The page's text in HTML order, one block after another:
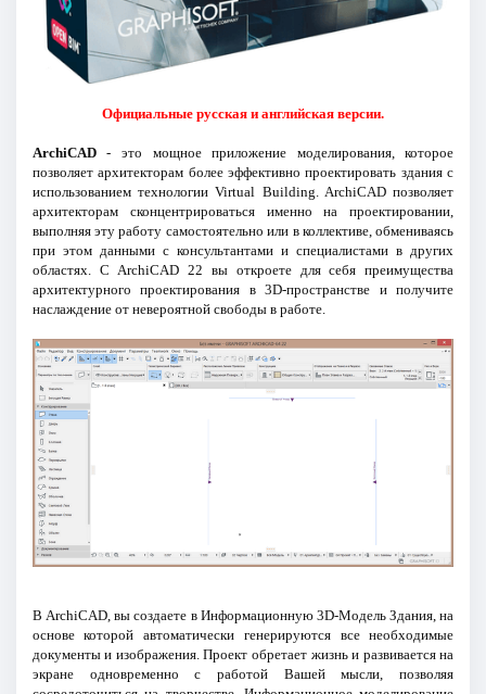
Официальные русская и английская версии.
ArchiCAD- это мощное приложение моделирования, которое
позволяет архитекторам более эффективно проектировать здания с
использованием технологии Virtual Building. ArchiCAD позволяет
архитекторам сконцентрироваться именно на проектировании,
выполняя эту работу самостоятельно или в коллективе, обмениваясь
при этом данными с консультантами и специалистами в других
областях. С ArchiCAD 22 вы откроете для себя преимущества
архитектурного проектирования в 3D-пространстве и получите
наслаждение от невероятной свободы в работе.
В ArchiCAD, вы создаете в Информационную 3D-Модель Здания, на
основе которой автоматически генерируются все необходимые
документы и изображения. Проект обретает жизнь и развивается на
экране одновременно с работой Вашей мысли, позволяя